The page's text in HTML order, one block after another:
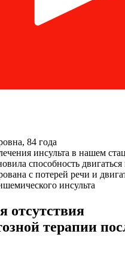
84 года
инсульта в нашем
способность двигаться
с потерей речи и
инсульта
отсутствия
терапии